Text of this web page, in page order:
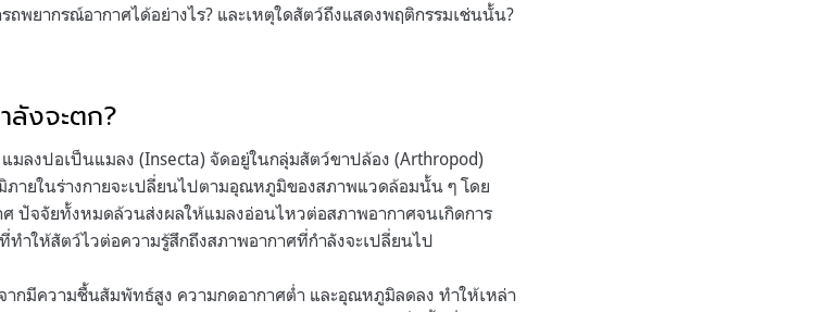
พยากรณ์อากาศได้อย่างไร? และเหตุใดสัตว์ถึงแสดงพฤติกรรมเช่นนั้น?
ลังจะตก?
มลงปอเป็นแมลง (Insecta) จัดอยู่ในกลุ่มสัตว์ขาปล้อง (Arthropod)
ายในร่างกายจะเปลี่ยนไปตามอุณหภูมิของสภาพแวดล้อมนั้น ๆ โดย
ปัจจัยทั้งหมดล้วนส่งผลให้แมลงอ่อนไหวต่อสภาพอากาศจนเกิดการ
ำให้สัตว์ไวต่อความรู้สึกถึงสภาพอากาศที่กำลังจะเปลี่ยนไป
ากมีความชื้นสัมพัทธ์สูง ความกดอากาศต่ำ และอุณหภูมิลดลง ทำให้เหล่า